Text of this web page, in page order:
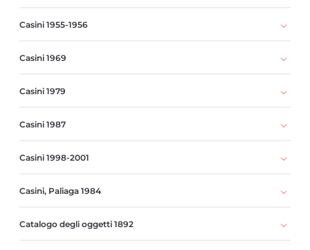
Casini 1955-1956
Casini 1969
Casini 1979
Casini 1987
Casini 1998-2001
Casini, Paliaga 1984
Catalogo degli oggetti 1892